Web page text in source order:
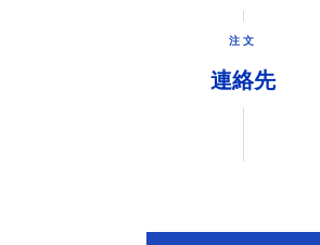
注文
連絡先